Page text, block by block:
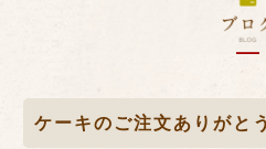
ケーキのご注文ありがと